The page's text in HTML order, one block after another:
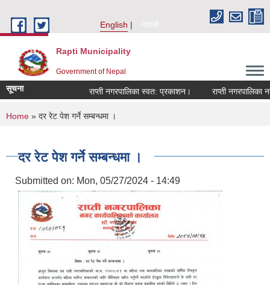
English
नेपाली
Rapti Municipality
Government of Nepal
सूचना राप्ती नगरपालिका स्वत: प्रकाशन। राप्ती नगरपालिका
You are here
Home » दर रेट पेश गर्ने सम्बन्धमा ।
दर रेट पेश गर्ने सम्बन्धमा ।
Submitted on: Mon, 05/27/2024 - 14:49